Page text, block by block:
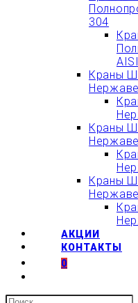
304
Краны
Краны
Краны
АКЦИИ
КОНТАКТЫ
0